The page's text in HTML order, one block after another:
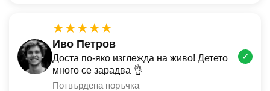
★★★★★
Иво Петров
Доста по-яко изглежда на живо! Детето
много се зарадва 👌
Потвърдена поръчка
✓